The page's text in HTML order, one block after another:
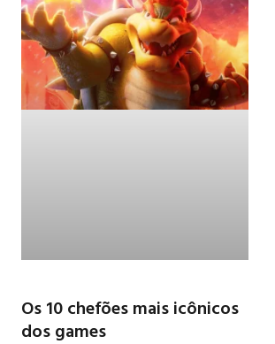
Os 10 chefões mais icônicos
dos games